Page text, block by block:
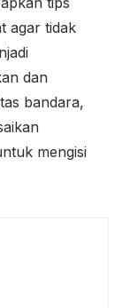
agar tidak
dan
bandara,
mengisi